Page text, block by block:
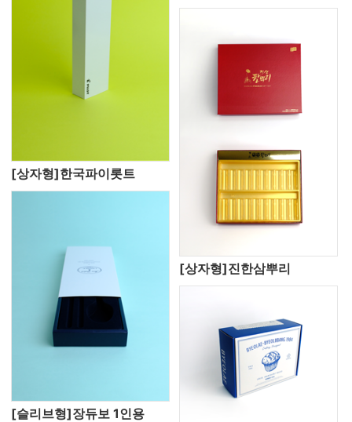
[상자형]한국파이롯트
[슬리브형]장듀보 1인용
[상자형]진한삼뿌리